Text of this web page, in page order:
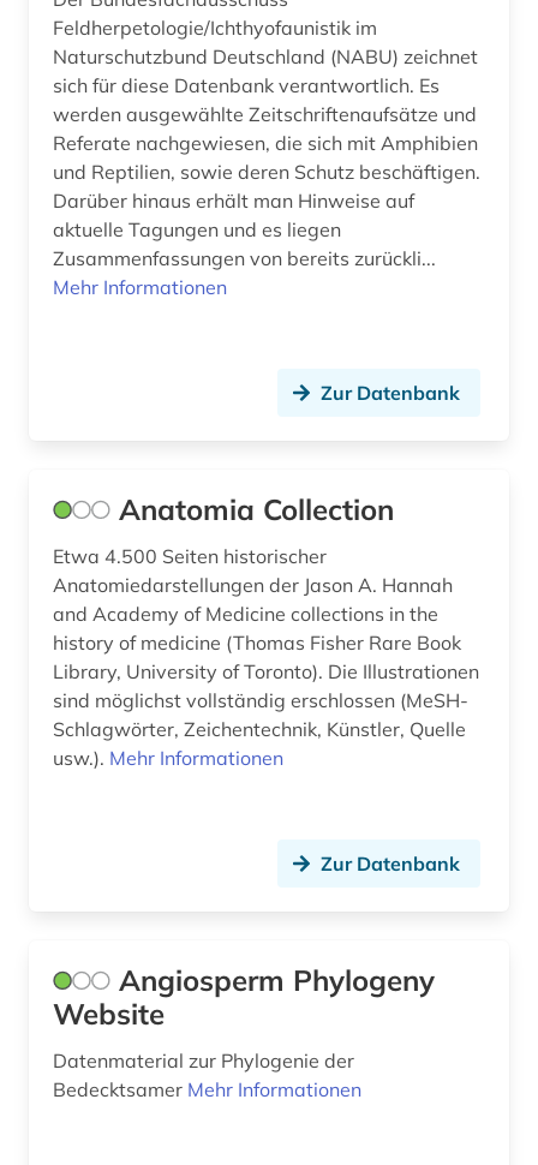
enzyme (1)
enzymkatalyse (2)
enzymsubstrat (1)
enzymtechnologie (1)
epidemie (1)
epidemiologie (1)
erziehung (1)
escherichia coli (1)
essay (1)
eth zürich (1)
ethik (2)
ethnobotanik (1)
evidenz-basierte medizin (1)
evolution (3)
Feldherpetologie/Ichthyofaunistik im
Naturschutzbund Deutschland (NABU) zeichnet
sich für diese Datenbank verantwortlich. Es
werden ausgewählte Zeitschriftenaufsätze und
Referate nachgewiesen, die sich mit Amphibien
und Reptilien, sowie deren Schutz beschäftigen.
Darüber hinaus erhält man Hinweise auf
aktuelle Tagungen und es liegen
Zusammenfassungen von bereits zurückli...
Mehr Informationen
Zur Datenbank
Anatomia Collection
Etwa 4.500 Seiten historischer
Anatomiedarstellungen der Jason A. Hannah
and Academy of Medicine collections in the
history of medicine (Thomas Fisher Rare Book
Library, University of Toronto). Die Illustrationen
sind möglichst vollständig erschlossen (MeSH-
Schlagwörter, Zeichentechnik, Künstler, Quelle
usw.). Mehr Informationen
Zur Datenbank
Angiosperm Phylogeny
Website
Datenmaterial zur Phylogenie der
Bedecktsamer Mehr Informationen